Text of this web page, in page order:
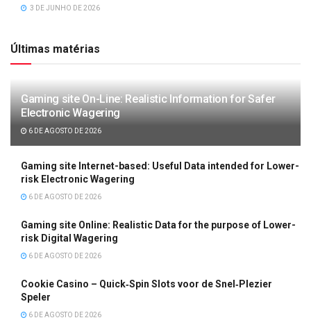
3 DE JUNHO DE 2026
Últimas matérias
Gaming site On-Line: Realistic Information for Safer
Electronic Wagering
6 DE AGOSTO DE 2026
Gaming site Internet-based: Useful Data intended for Lower-
risk Electronic Wagering
6 DE AGOSTO DE 2026
Gaming site Online: Realistic Data for the purpose of Lower-
risk Digital Wagering
6 DE AGOSTO DE 2026
Cookie Casino – Quick‑Spin Slots voor de Snel‑Plezier
Speler
6 DE AGOSTO DE 2026